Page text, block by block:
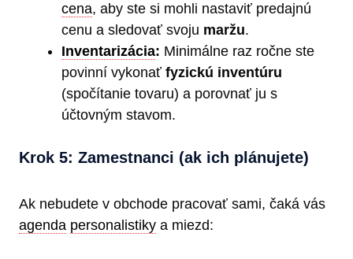
cena, aby ste si mohli nastaviť predajnú
cenu a sledovať svoju maržu.
Inventarizácia: Minimálne raz ročne ste
povinní vykonať fyzickú inventúru
(spočítanie tovaru) a porovnať ju s
účtovným stavom.
Krok 5: Zamestnanci (ak ich plánujete)
Ak nebudete v obchode pracovať sami, čaká vás
agenda personalistiky a miezd: